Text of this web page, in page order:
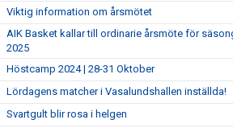
Viktig information om årsmötet
AIK Basket kallar till ordinarie årsmöte för
2025
Höstcamp 2024 | 28-31 Oktober
Lördagens matcher i Vasalundshallen inställda!
Svartgult blir rosa i helgen